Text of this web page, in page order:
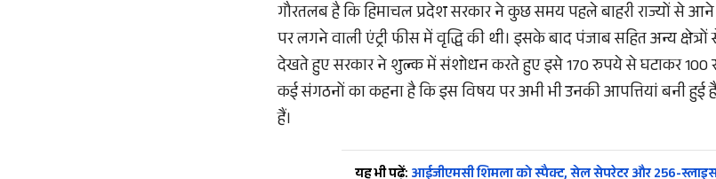
गौरतलब है कि हिमाचल प्रदेश सरकार ने कुछ समय पहले बाहरी राज्यों से
पर लगने वाली एंट्री फीस में वृद्धि की थी। इसके बाद पंजाब सहित अन्य
देखते हुए सरकार ने शुल्क में संशोधन करते हुए इसे 170 रुपये से घटाकर 100
कई संगठनों का कहना है कि इस विषय पर अभी भी उनकी आपत्तियां बनी हुई
हैं।